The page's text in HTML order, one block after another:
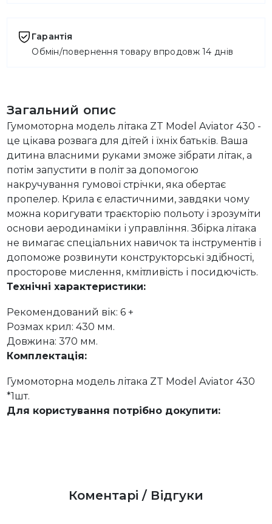
Гарантія
Обмін/повернення товару впродовж 14 днів
Загальний опис
Гумомоторна модель літака ZT Model Aviator 430 -
це цікава розвага для дітей і їхніх батьків. Ваша
дитина власними руками зможе зібрати літак, а
потім запустити в політ за допомогою
накручування гумової стрічки, яка обертає
пропелер. Крила є еластичними, завдяки чому
можна коригувати траєкторію польоту і зрозуміти
основи аеродинаміки і управління. Збірка літака
не вимагає спеціальних навичок та інструментів і
допоможе розвинути конструкторські здібності,
просторове мислення, кмітливість і посидючість.
Технічні характеристики:
Рекомендований вік: 6 +
Розмах крил: 430 мм.
Довжина: 370 мм.
Комплектація:
Гумомоторна модель літака ZT Model Aviator 430
*1шт.
Для користування потрібно докупити:
Коментарі / Відгуки